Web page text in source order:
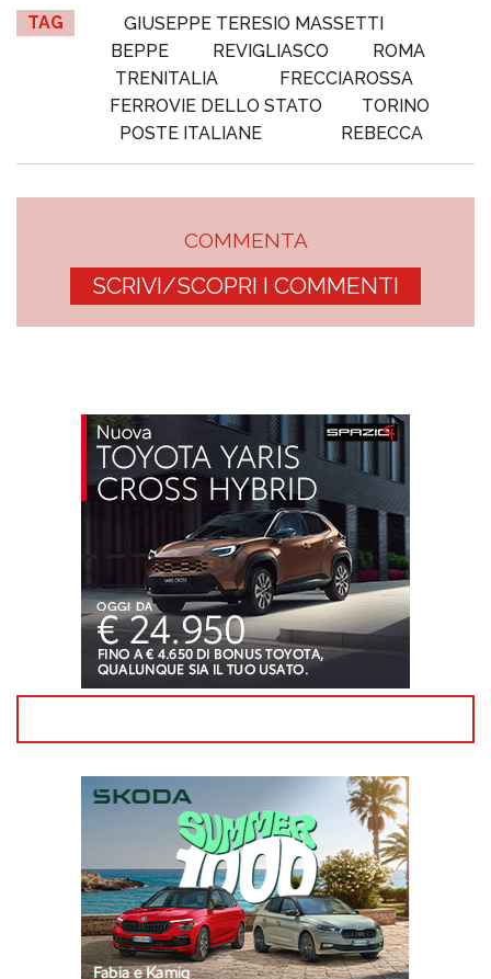
TAG
GIUSEPPE TERESIO MASSETTI
BEPPE
REVIGLIASCO
ROMA
TRENITALIA
FRECCIAROSSA
FERROVIE DELLO STATO
TORINO
POSTE ITALIANE
REBECCA
COMMENTA
SCRIVI/SCOPRI I COMMENTI